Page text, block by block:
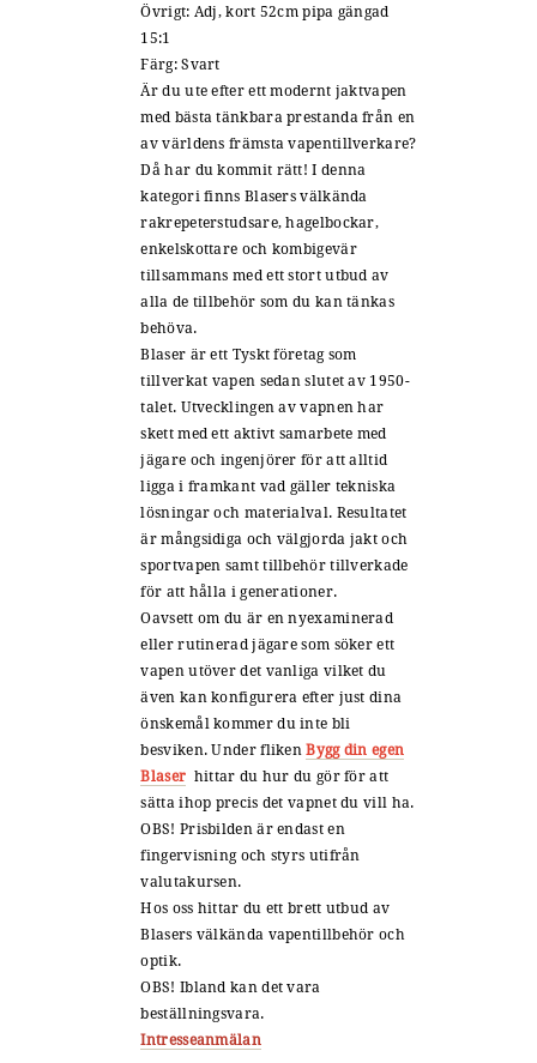
Övrigt: Adj, kort 52cm pipa gängad
15:1
Färg: Svart
Är du ute efter ett modernt jaktvapen
med bästa tänkbara prestanda från en
av världens främsta vapentillverkare?
Då har du kommit rätt! I denna
kategori finns Blasers välkända
rakrepeterstudsare, hagelbockar,
enkelskottare och kombigevär
tillsammans med ett stort utbud av
alla de tillbehör som du kan tänkas
behöva.
Blaser är ett Tyskt företag som
tillverkat vapen sedan slutet av 1950-
talet. Utvecklingen av vapnen har
skett med ett aktivt samarbete med
jägare och ingenjörer för att alltid
ligga i framkant vad gäller tekniska
lösningar och materialval. Resultatet
är mångsidiga och välgjorda jakt och
sportvapen samt tillbehör tillverkade
för att hålla i generationer.
Oavsett om du är en nyexaminerad
eller rutinerad jägare som söker ett
vapen utöver det vanliga vilket du
även kan konfigurera efter just dina
önskemål kommer du inte bli
besviken. Under flikenBygg din egen
Blaser hittar du hur du gör för att
sätta ihop precis det vapnet du vill ha.
OBS! Prisbilden är endast en
fingervisning och styrs utifrån
valutakursen.
Hos oss hittar du ett brett utbud av
Blasers välkända vapentillbehör och
optik.
OBS! Ibland kan det vara
beställningsvara.
Intresseanmälan